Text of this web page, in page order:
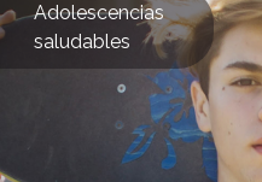
Adolescencias
saludables